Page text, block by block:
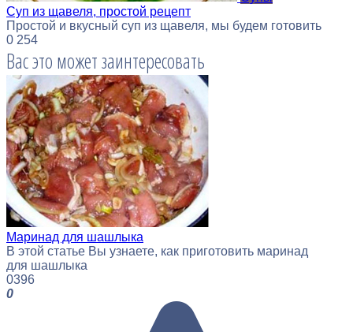
Суп из щавеля, простой рецепт
Простой и вкусный суп из щавеля, мы будем готовить
0 254
Вас это может заинтересовать
Маринад для шашлыка
В этой статье Вы узнаете, как приготовить маринад
для шашлыка
0396
0